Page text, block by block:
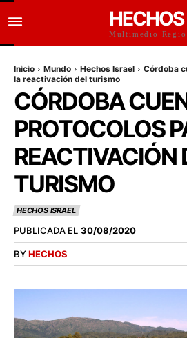
HECHOS
Multimedio
Inicio Mundo Hechos Israel
Córdoba
la reactivación del turismo
CÓRDOBA
PROTOCOLOS
REACTIVACIÓN
TURISMO
HECHOS ISRAEL
PUBLICADA EL 30/08/2020
BYHECHOS